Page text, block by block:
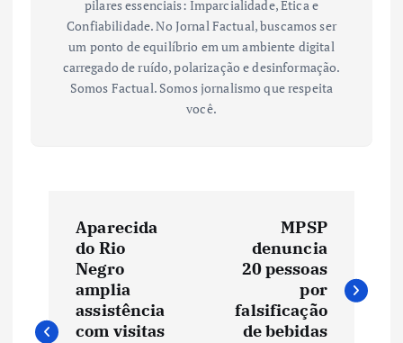
pilares essenciais: Imparcialidade, Ética e
Confiabilidade. No Jornal Factual, buscamos ser
um ponto de equilíbrio em um ambiente digital
carregado de ruído, polarização e desinformação.
Somos Factual. Somos jornalismo que respeita
você.
Aparecida
do Rio
Negro
amplia
assistência
com visitas
MPSP
denuncia
20 pessoas
por
falsificação
de bebidas